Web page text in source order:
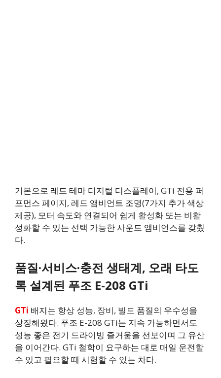
기본으로 레드 테마 디지털 디스플레이, GTi 전용 퍼
포먼스 페이지, 레드 앰비언트 조명(7가지 추가 색상
제공), 모터 속도와 연결되어 쉽게 활성화 또는 비활
성화할 수 있는 선택 가능한 사운드 앰비언스를 갖췄
다.
품질·서비스·충전 생태계, 오래 타도
록 설계된 푸조 E-208 GTi
GTi 배지는 항상 성능, 장비, 빌드 품질의 우수성을
상징해왔다. 푸조 E-208 GTi는 지속 가능하면서도
성능 좋은 전기 드라이빙 즐거움을 선보이며 그 유산
을 이어간다. GTi 철학이 요구하는 대로 매일 운전할
수 있고 필요할 때 시험할 수 있는 차다.